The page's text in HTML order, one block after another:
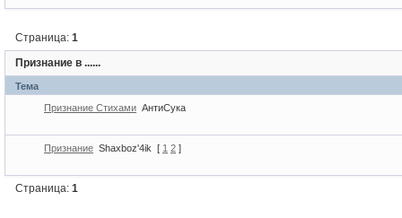
Признание в ......
Страница:1
Тема
Признание Стихами АнтиСука
Признание Shaxboz'4ik [ 1 2 ]
Страница:1